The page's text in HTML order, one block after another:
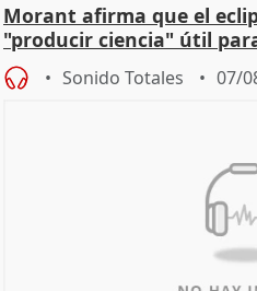
Morant afirma que el
"producir ciencia" útil
Sonido Totales 07/